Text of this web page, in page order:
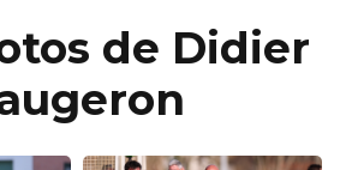
de Didier